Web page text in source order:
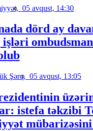
05 avqust, 14:30
dörd ay
Şərq, 05 avqust, 13:05
istefa təkzibi
mübarizəsini